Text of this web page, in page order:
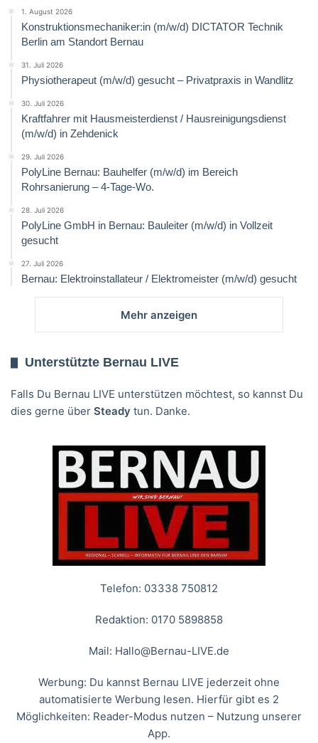
1. August 2026
Konstruktionsmechaniker:in (m/w/d) DICTATOR Technik
Berlin am Standort Bernau
31. Juli 2026
Physiotherapeut (m/w/d) gesucht – Privatpraxis in Wandlitz
30. Juli 2026
Kraftfahrer mit Hausmeisterdienst / Hausreinigungsdienst
(m/w/d) in Zehdenick
29. Juli 2026
PolyLine Bernau: Bauhelfer (m/w/d) im Bereich
Rohrsanierung – 4-Tage-Wo.
28. Juli 2026
PolyLine GmbH in Bernau: Bauleiter (m/w/d) in Vollzeit
gesucht
27. Juli 2026
Bernau: Elektroinstallateur / Elektromeister (m/w/d) gesucht
Mehr anzeigen
Unterstützte Bernau LIVE
Falls Du Bernau LIVE unterstützen möchtest, so kannst Du
dies gerne über Steady tun. Danke.
Telefon: 03338 750812
Redaktion: 0170 5898858
Mail: Hallo@Bernau-LIVE.de
Werbung: Du kannst Bernau LIVE jederzeit ohne
automatisierte Werbung lesen. Hierfür gibt es 2
Möglichkeiten: Reader-Modus nutzen – Nutzung unserer
App.